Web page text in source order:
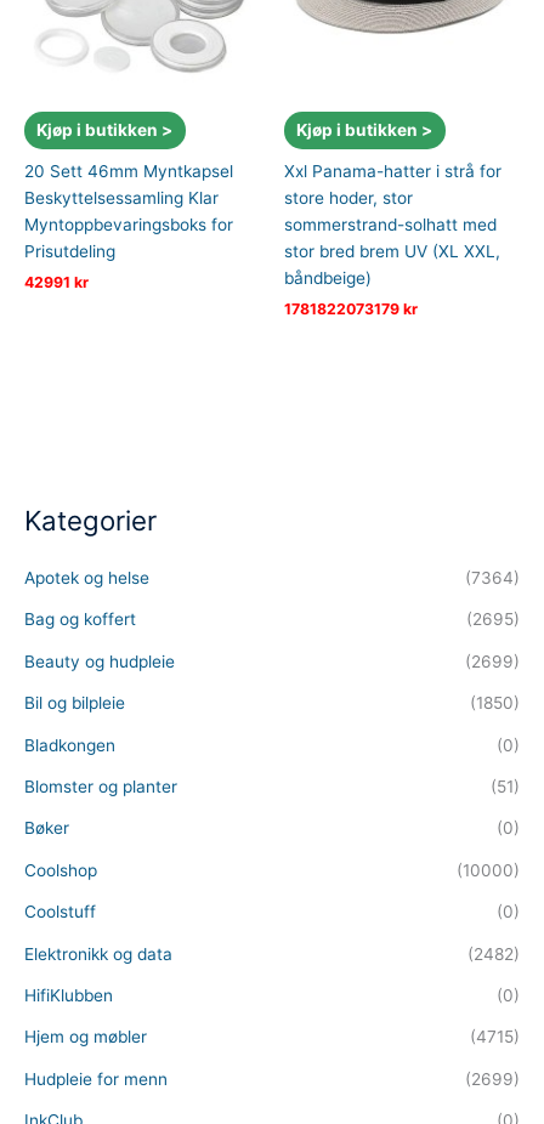
Kjøp i butikken >
20 Sett 46mm Myntkapsel
Beskyttelsessamling Klar
Myntoppbevaringsboks for
Prisutdeling
42991 kr
Kjøp i butikken >
Xxl Panama-hatter i strå for
store hoder, stor
sommerstrand-solhatt med
stor bred brem UV (XL XXL,
båndbeige)
1781822073179 kr
Kategorier
Apotek og helse (7364)
Bag og koffert (2695)
Beauty og hudpleie (2699)
Bil og bilpleie (1850)
Bladkongen (0)
Blomster og planter (51)
Bøker (0)
Coolshop (10000)
Coolstuff (0)
Elektronikk og data (2482)
HifiKlubben (0)
Hjem og møbler (4715)
Hudpleie for menn (2699)